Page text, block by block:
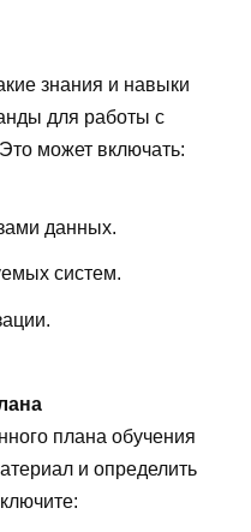
знания и навыки
для работы с
может включать:
данных.
систем.
плана обучения
и определить